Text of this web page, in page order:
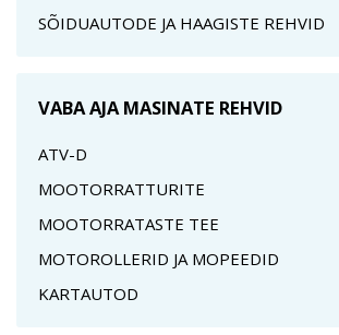
SÕIDUAUTODE JA HAAGISTE REHVID
VABA AJA MASINATE REHVID
ATV-D
MOOTORRATTURITE
MOOTORRATASTE TEE
MOTOROLLERID JA MOPEEDID
KARTAUTOD